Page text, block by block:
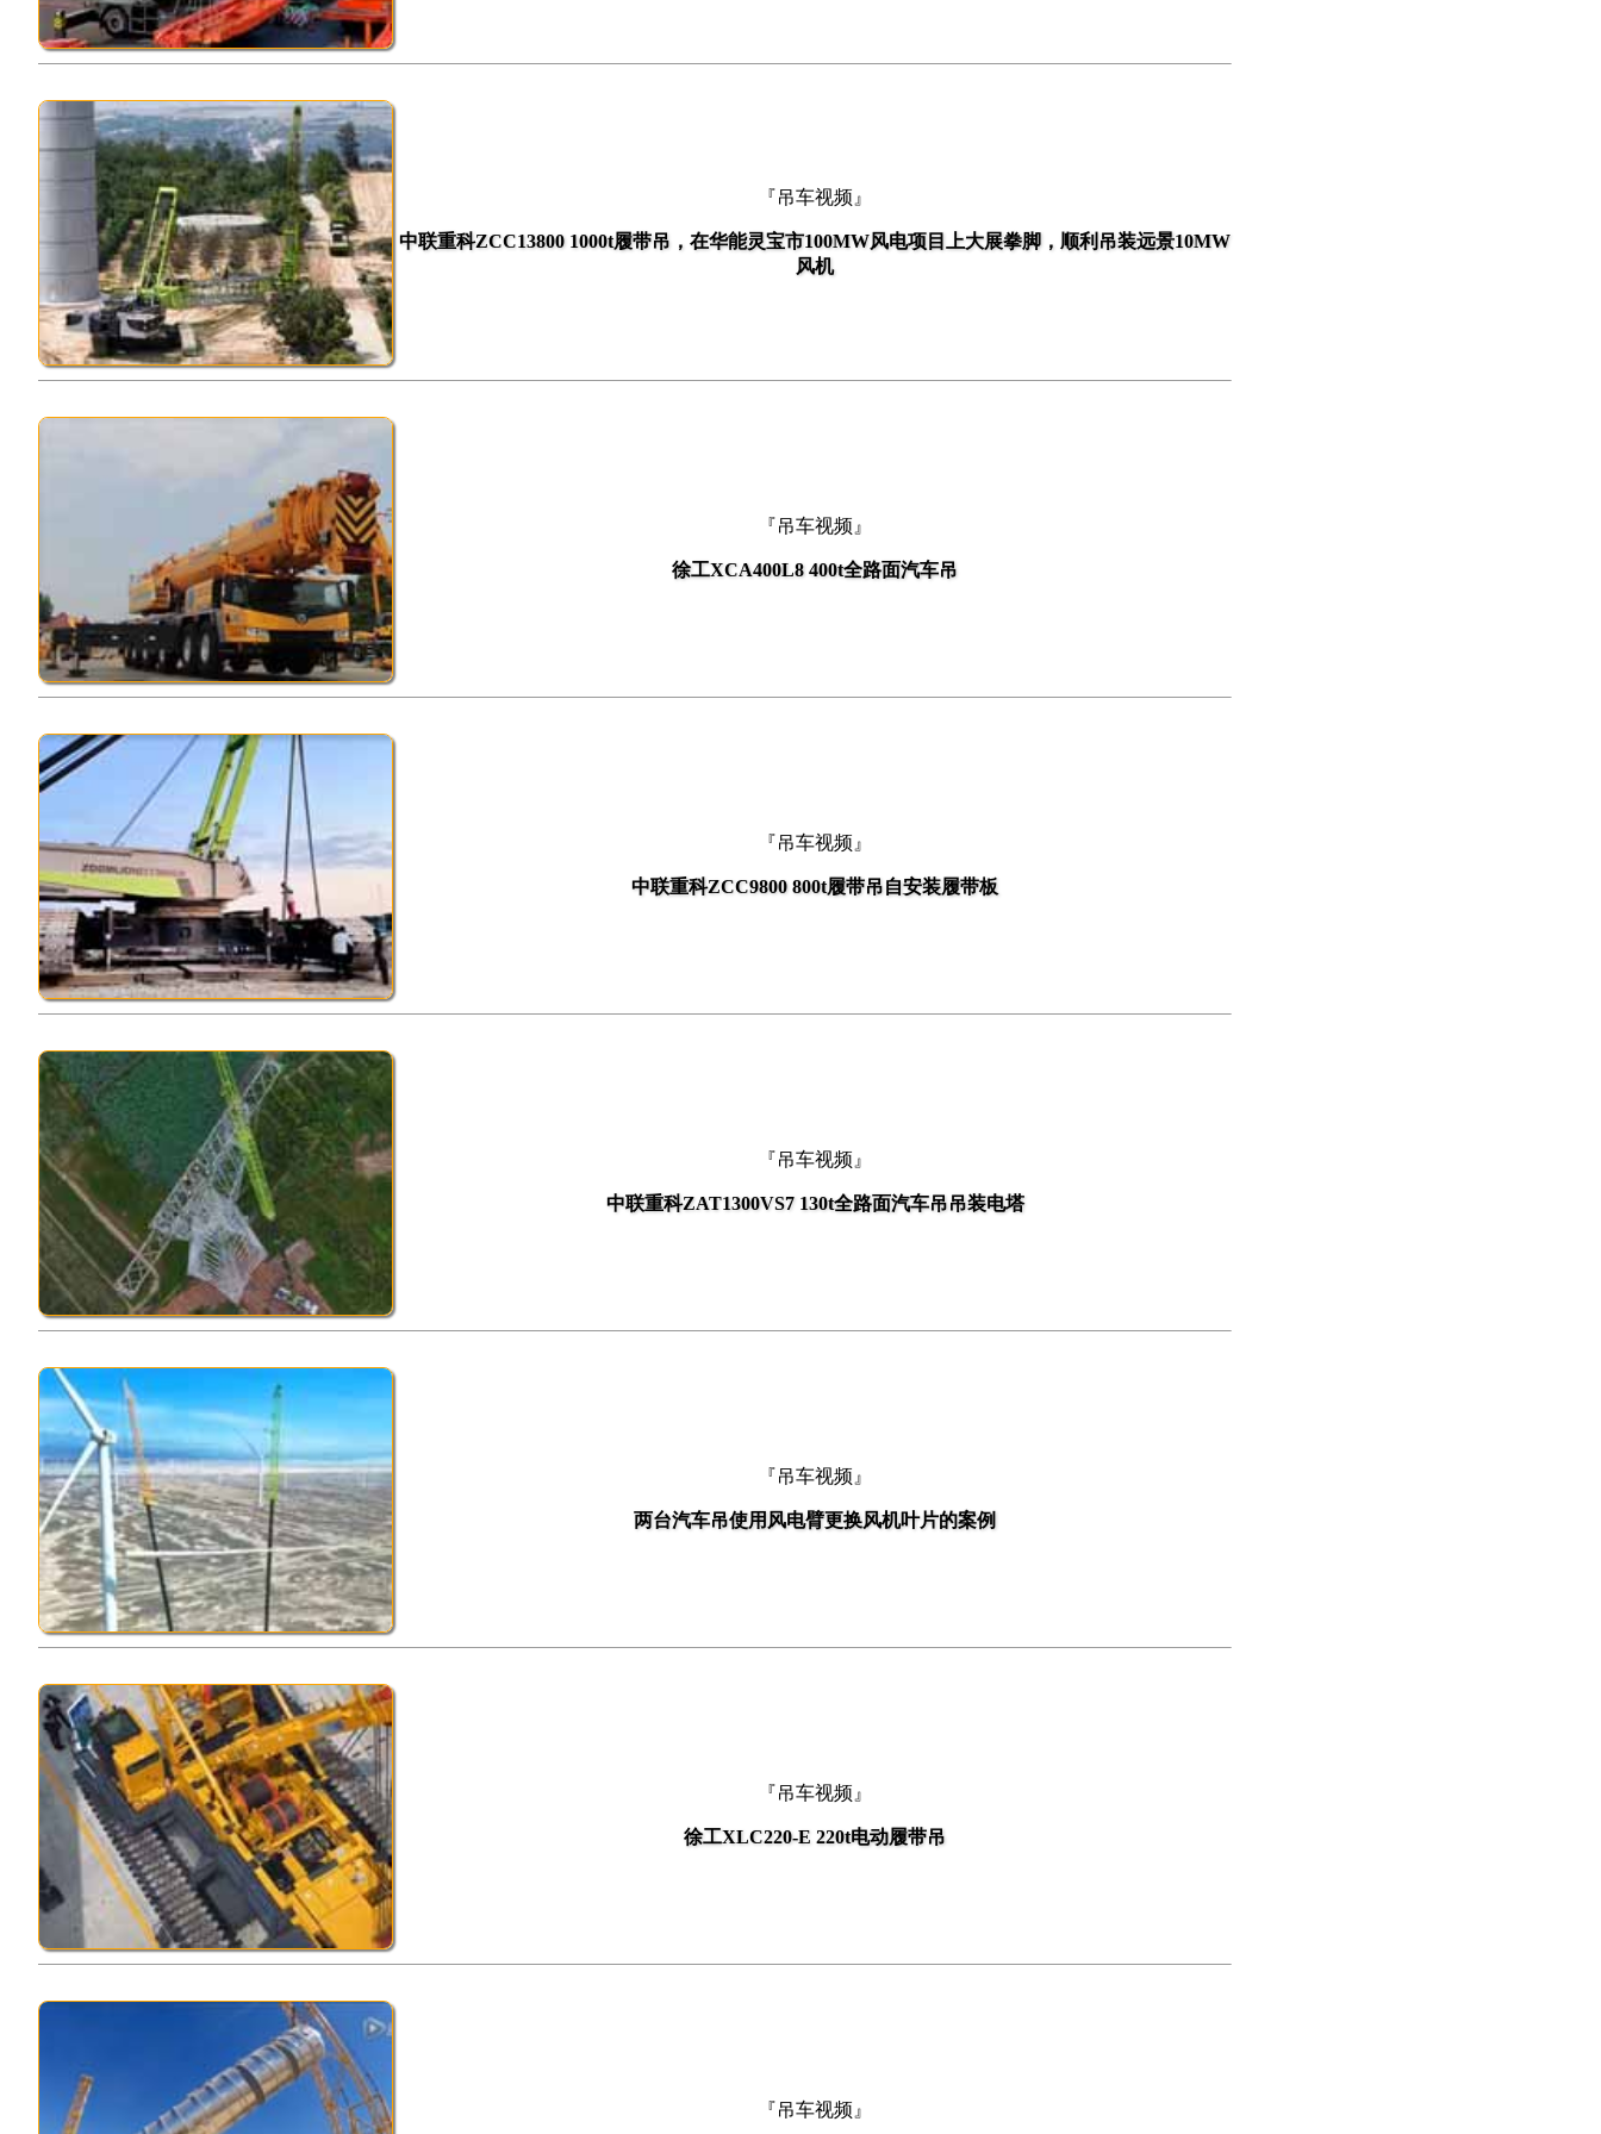
『吊车视频』
中联重科ZCC13800 1000t履带吊，在华能灵宝市100MW风电项目上大展拳脚，顺利吊装远景10MW
风机
『吊车视频』
徐工XCA400L8 400t全路面汽车吊
『吊车视频』
中联重科ZCC9800 800t履带吊自安装履带板
『吊车视频』
中联重科ZAT1300VS7 130t全路面汽车吊吊装电塔
『吊车视频』
两台汽车吊使用风电臂更换风机叶片的案例
『吊车视频』
徐工XLC220-E 220t电动履带吊
『吊车视频』